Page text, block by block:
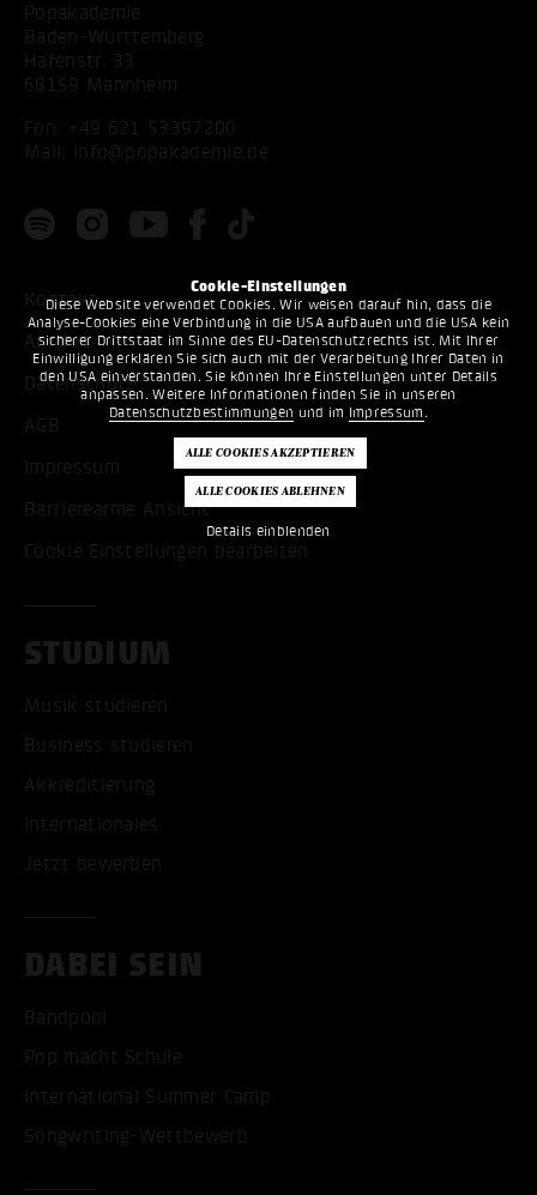
Cookie-Einstellungen
Diese Website verwendet Cookies. Wir weisen darauf hin, dass die
Analyse-Cookies eine Verbindung in die USA aufbauen und die USA kein
sicherer Drittstaat im Sinne des EU-Datenschutzrechts ist. Mit Ihrer
Einwilligung erklären Sie sich auch mit der Verarbeitung Ihrer Daten in
den USA einverstanden. Sie können Ihre Einstellungen unter Details
anpassen. Weitere Informationen finden Sie in unseren
Datenschutzbestimmungen und im Impressum .
Details einblenden
Popakademie
Baden-Württemberg
Hafenstr. 33
68159 Mannheim
Fon:
+49 621 53397200
Mail:
info@popakademie.de
Kontakt
Anfahrt
Datenschutz
AGB
Impressum
Barrierearme Ansicht
Cookie Einstellungen bearbeiten
STUDIUM
Musik studieren
Business studieren
Akkreditierung
Internationales
Jetzt bewerben
DABEI SEIN
Bandpool
Pop macht Schule
International Summer Camp
Songwriting-Wettbewerb